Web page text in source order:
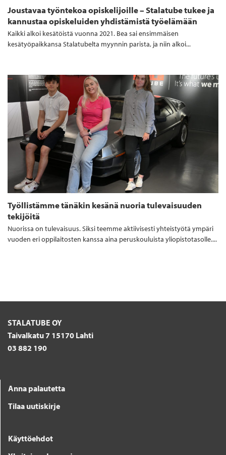
Joustavaa työntekoa opiskelijoille – Stalatube tukee ja
kannustaa opiskeluiden yhdistämistä työelämään
Kaikki alkoi kesätöistä vuonna 2021. Bea sai ensimmäisen
kesätyöpaikkansa Stalatubelta myynnin parista, ja niin alkoi...
Työllistämme tänäkin kesänä nuoria tulevaisuuden
tekijöitä
Nuorissa on tulevaisuus. Siksi teemme aktiivisesti yhteistyötä ympäri
vuoden eri oppilaitosten kanssa aina peruskouluista yliopistotasolle....
STALATUBE OY
Taivalkatu 7 15170 Lahti
03 882 190
Anna palautetta
Tilaa uutiskirje
Käyttöehdot